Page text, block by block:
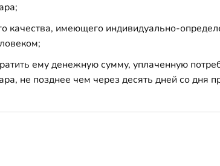
качества, имеющего индивидуально-
ему денежную сумму, уплаченную
не позднее чем через десять дней со дня